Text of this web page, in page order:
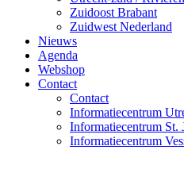
Zuidoost Brabant
Zuidwest Nederland
Nieuws
Agenda
Webshop
Contact
Contact
Informatiecentrum
Informatiecentrum St.
Informatiecentrum